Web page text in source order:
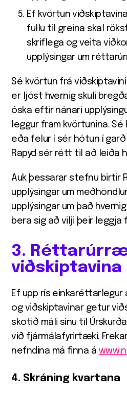
Ef kvörtun
fullu til greina skal
skriflega og veita
upplýsingar um
Sé kvörtun frá
er ljóst hvernig skuli
óska eftir nánari
leggur fram kvörtunina.
eða felur í sér hótun í
Rapyd sér rétt til að leiða
Auk þessarar stefnu birtir
upplýsingar um
upplýsingar um það
bera sig að vilji þeir leggja
3.
viðskiptavina
Ef upp rís einkaréttarlegur
og viðskiptavinar getur
skotið máli sínu til
við fjármálafyrirtæki.
nefndina má finna á
4. Skráning kvartana